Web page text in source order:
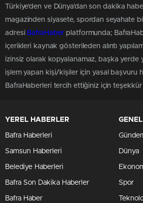
Türkiye'den ve Dünya’dan son dakika
magazinden siyasete, spordan seyahate
adresi BafraHaber platformunda;
içerikleri kaynak gösterileden alıntı
izinsiz olarak kopyalanamaz, başka yerde
işlem yapan kişi/kişiler için yasal başvuru
BafraHaberleri tercih ettiğiniz için teşekkür
YEREL HABERLER
Bafra Haberleri
Samsun Haberleri
Belediye Haberleri
Bafra Son Dakika Haberler
Bafra Haber
Dünya
Spor